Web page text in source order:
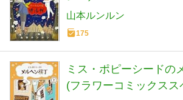
山本ルンルン
175
ミス・ポピーシードの
(フラワーコミックスス